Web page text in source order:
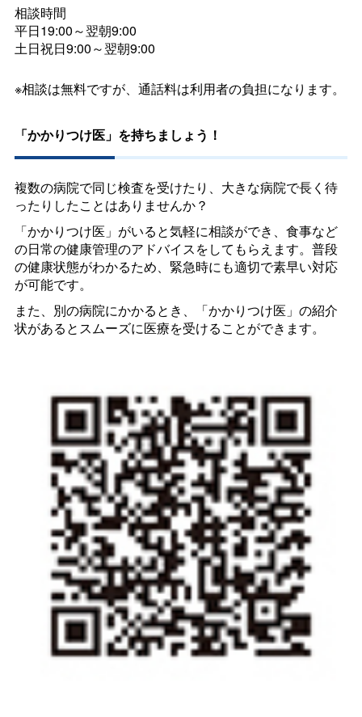
相談時間
平日19:00～翌朝9:00
土日祝日9:00～翌朝9:00
※相談は無料ですが、通話料は利用者の負担になります。
「かかりつけ医」を持ちましょう！
複数の病院で同じ検査を受けたり、大きな病院で長く待
ったりしたことはありませんか？
「かかりつけ医」がいると気軽に相談ができ、食事など
の日常の健康管理のアドバイスをしてもらえます。普段
の健康状態がわかるため、緊急時にも適切で素早い対応
が可能です。
また、別の病院にかかるとき、「かかりつけ医」の紹介
状があるとスムーズに医療を受けることができます。